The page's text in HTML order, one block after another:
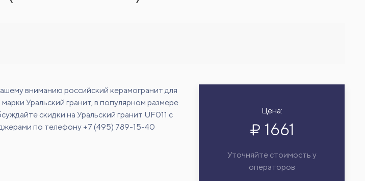
вниманию российский керамогранит для
марки Уральский гранит, в популярном размере
скидки на Уральский гранит UF011 с
по телефону +7 (495) 789-15-40
Цена:
1661
Уточняйте стоимость у
операторов